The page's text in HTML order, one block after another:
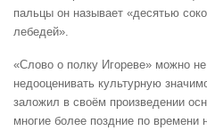
пальцы он называет «десятью
лебедей».
«Слово о полку Игореве» можно
недооценивать культурную
заложил в своём произведении
многие более поздние по времени